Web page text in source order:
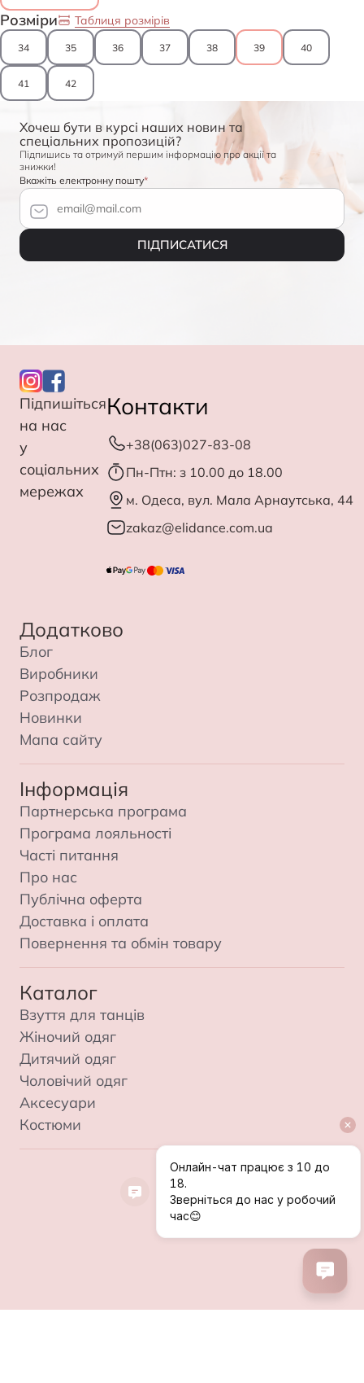
Розміри Таблиця розмірів
34 35 36 37 38 39 40
41 42
Хочеш бути в курсі наших новин та
спеціальних пропозицій?
Підпишись та отримуй першим інформацію про акції та
знижки!
Вкажіть електронну пошту
ПІДПИСАТИСЯ
Підпишіться
на нас
у
соціальних
мережах
Контакти
+38(063)027-83-08
Пн-Птн: з 10.00 до 18.00
м. Одеса, вул. Мала Арнаутська, 44
zakaz@elidance.com.ua
Інформація
Партнерська програма
Програма лояльності
Часті питання
Про нас
Публічна оферта
Доставка і оплата
Повернення та обмін товару
Каталог
Взуття для танців
Жіночий одяг
Дитячий одяг
Чоловічий одяг
Аксесуари
Костюми
Додатково
Блог
Виробники
Розпродаж
Новинки
Мапа сайту